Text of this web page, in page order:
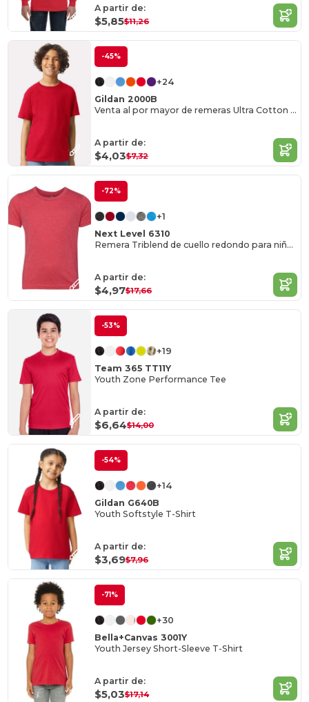
A partir de:
$5,85$11,26
-45%
+24
Gildan 2000B
Venta al por mayor de remeras Ultra Cotton para niños
A partir de:
$4,03$7,32
-72%
+1
Next Level 6310
Remera Triblend de cuello redondo para niños
A partir de:
$4,97$17,66
-53%
+19
Team 365 TT11Y
Youth Zone Performance Tee
A partir de:
$6,64$14,00
-54%
+14
Gildan G640B
Youth Softstyle T-Shirt
A partir de:
$3,69$7,96
-71%
+30
Bella+Canvas 3001Y
Youth Jersey Short-Sleeve T-Shirt
A partir de:
$5,03$17,14